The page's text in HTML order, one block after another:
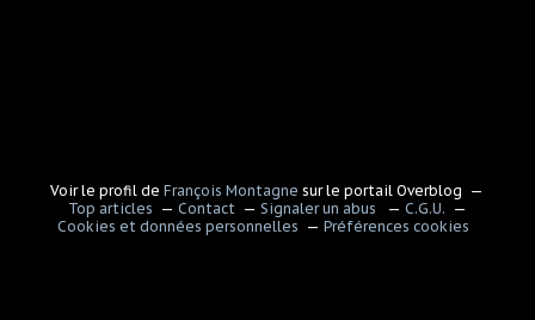
Voir le profil deFrançois Montagne sur le portail Overblog
Top articles
Contact Signaler un abus
C.G.U.
Cookies et données personnelles
Préférences cookies